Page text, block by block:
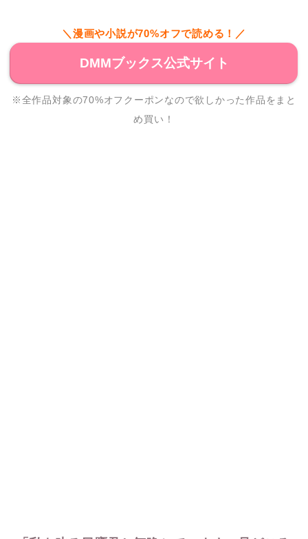
＼漫画や小説が70%オフで読める！／
DMMブックス公式サイト
※全作品対象の70%オフクーポンなので欲しかった作品をまと
め買い！